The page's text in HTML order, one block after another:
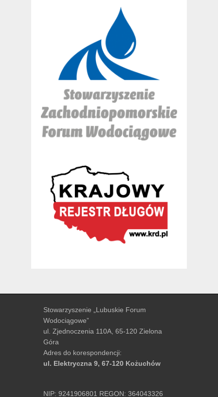
Stowarzyszenie „Lubuskie Forum
Wodociągowe”
ul. Zjednoczenia 110A, 65-120 Zielona
Góra
Adres do korespondencji:
ul. Elektryczna 9, 67-120 Kożuchów
NIP: 9241906801 REGON: 364043326